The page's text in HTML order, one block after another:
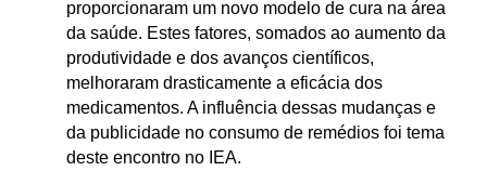
proporcionaram um novo modelo de cura na área
da saúde. Estes fatores, somados ao aumento da
produtividade e dos avanços científicos,
melhoraram drasticamente a eficácia dos
medicamentos. A influência dessas mudanças e
da publicidade no consumo de remédios foi tema
deste encontro no IEA.